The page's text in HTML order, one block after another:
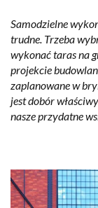
Samodzielne
trudne. Trzeba
wykonać taras na
projekcie
zaplanowane w
jest dobór
nasze przydatne